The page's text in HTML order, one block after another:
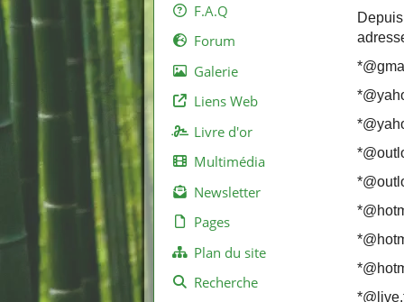
F.A.Q
Forum
Galerie
Liens Web
Livre d'or
Multimédia
Newsletter
Pages
Plan du site
Recherche